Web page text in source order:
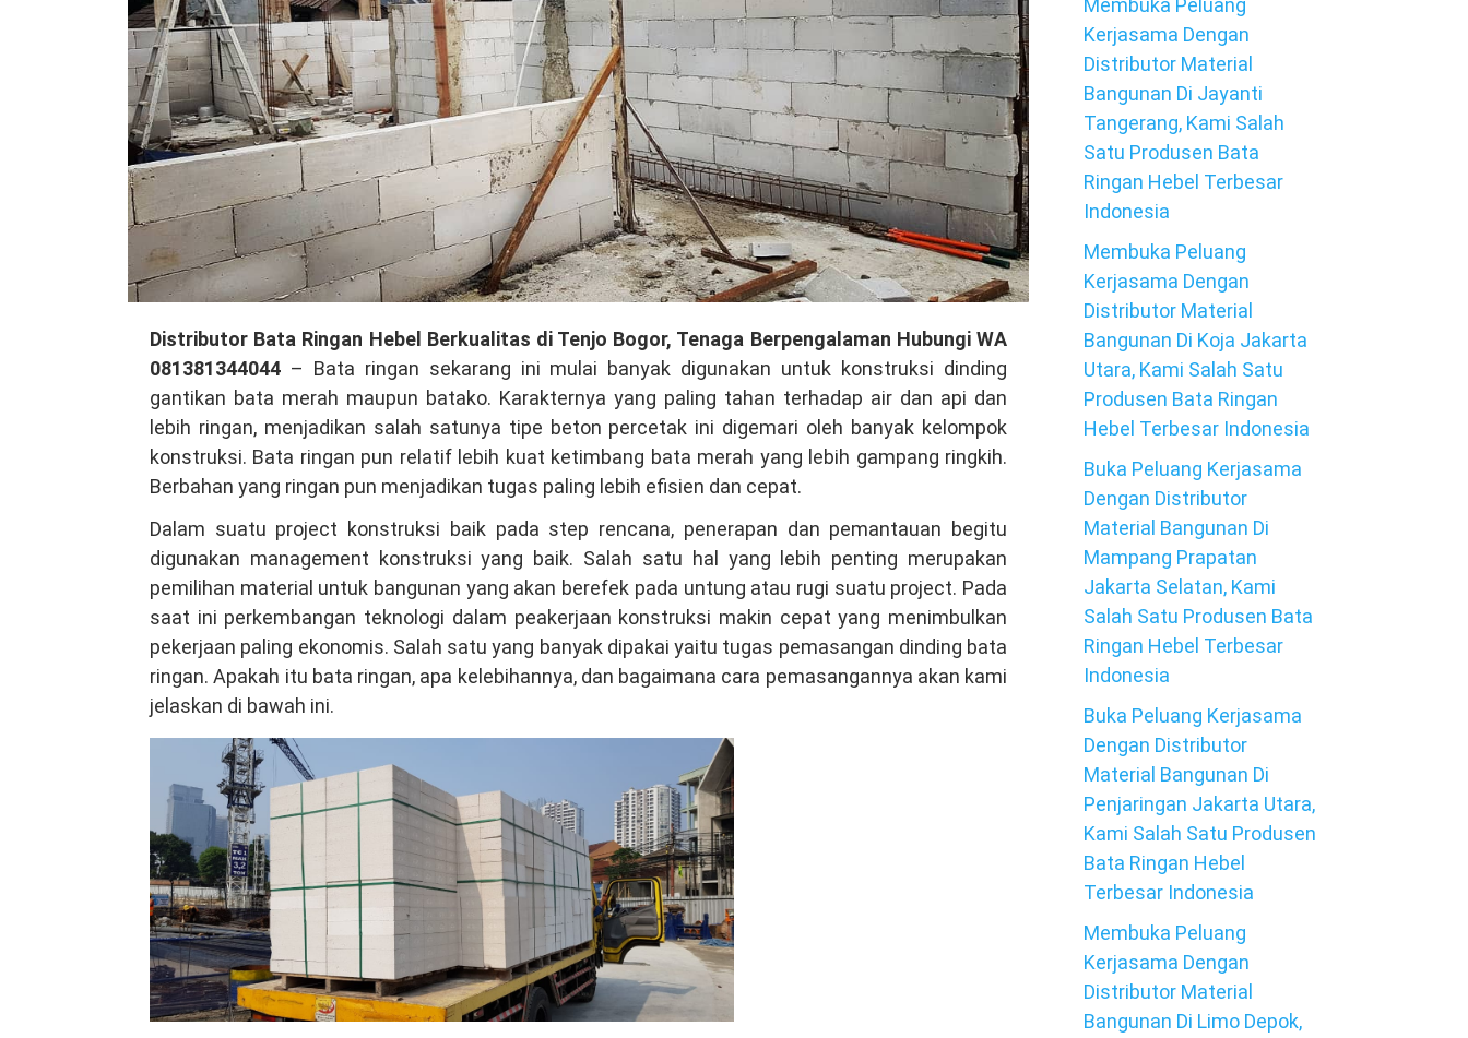
Distributor
Bata
Ringan
Hebel
Berkualitas
di
Tenjo
Bogor,
Tenaga
kompeten
Hubungi
WA
081381344044
Distributor Bata Ringan Hebel Berkualitas di Tenjo Bogor, Tenaga Berpengalaman Hubungi WA
081381344044 – Bata ringan sekarang ini mulai banyak digunakan untuk konstruksi dinding
gantikan bata merah maupun batako. Karakternya yang paling tahan terhadap air dan api dan
lebih ringan, menjadikan salah satunya tipe beton percetak ini digemari oleh banyak kelompok
konstruksi. Bata ringan pun relatif lebih kuat ketimbang bata merah yang lebih gampang ringkih.
Berbahan yang ringan pun menjadikan tugas paling lebih efisien dan cepat.
Dalam suatu project konstruksi baik pada step rencana, penerapan dan pemantauan begitu
digunakan management konstruksi yang baik. Salah satu hal yang lebih penting merupakan
pemilihan material untuk bangunan yang akan berefek pada untung atau rugi suatu project. Pada
saat ini perkembangan teknologi dalam peakerjaan konstruksi makin cepat yang menimbulkan
pekerjaan paling ekonomis. Salah satu yang banyak dipakai yaitu tugas pemasangan dinding bata
ringan. Apakah itu bata ringan, apa kelebihannya, dan bagaimana cara pemasangannya akan kami
jelaskan di bawah ini.
Membuka Peluang
Kerjasama Dengan
Distributor Material
Bangunan Di Jayanti
Tangerang, Kami Salah
Satu Produsen Bata
Ringan Hebel Terbesar
Indonesia
Membuka Peluang
Kerjasama Dengan
Distributor Material
Bangunan Di Koja Jakarta
Utara, Kami Salah Satu
Produsen Bata Ringan
Hebel Terbesar Indonesia
Buka Peluang Kerjasama
Dengan Distributor
Material Bangunan Di
Mampang Prapatan
Jakarta Selatan, Kami
Salah Satu Produsen Bata
Ringan Hebel Terbesar
Indonesia
Buka Peluang Kerjasama
Dengan Distributor
Material Bangunan Di
Penjaringan Jakarta Utara,
Kami Salah Satu Produsen
Bata Ringan Hebel
Terbesar Indonesia
Membuka Peluang
Kerjasama Dengan
Distributor Material
Bangunan Di Limo Depok,